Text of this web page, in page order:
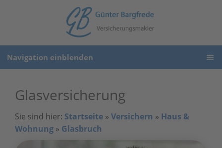
Navigation einblenden
Glasversicherung
Sie sind hier: Startseite » Versichern » Haus &
Wohnung » Glasbruch